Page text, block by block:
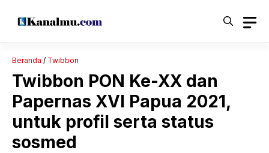
Beranda / Twibbon
Twibbon PON Ke-XX dan
Papernas XVI Papua 2021,
untuk profil serta status
sosmed